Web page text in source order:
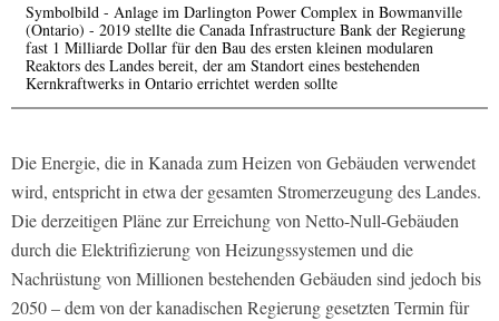
Symbolbild - Anlage im Darlington Power Complex in Bowmanville
(Ontario) - 2019 stellte die Canada Infrastructure Bank der Regierung
fast 1 Milliarde Dollar für den Bau des ersten kleinen modularen
Reaktors des Landes bereit, der am Standort eines bestehenden
Kernkraftwerks in Ontario errichtet werden sollte
Die Energie, die in Kanada zum Heizen von Gebäuden verwendet
wird, entspricht in etwa der gesamten Stromerzeugung des Landes.
Die derzeitigen Pläne zur Erreichung von Netto-Null-Gebäuden
durch die Elektrifizierung von Heizungssystemen und die
Nachrüstung von Millionen bestehenden Gebäuden sind jedoch bis
2050 – dem von der kanadischen Regierung gesetzten Termin für